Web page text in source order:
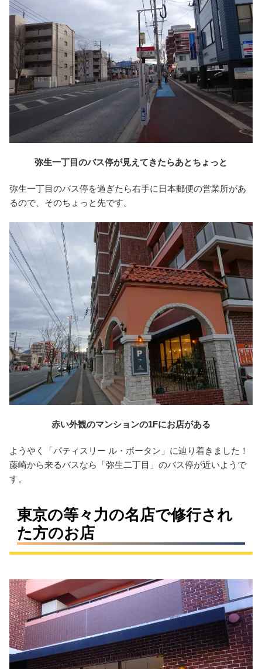
弥生一丁目のバス停が見えてきたらあとちょっと
弥生一丁目のバス停を過ぎたら右手に日本郵便の営業所があ
るので、そのちょっと先です。
赤い外観のマンションの1Fにお店がある
ようやく「パティスリー ル・ボータン」に辿り着きました！
藤崎から来るバスなら「弥生二丁目」のバス停が近いようで
す。
東京の等々力の名店で修行され
た方のお店